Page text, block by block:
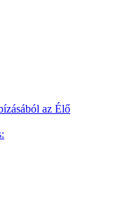
az Élő